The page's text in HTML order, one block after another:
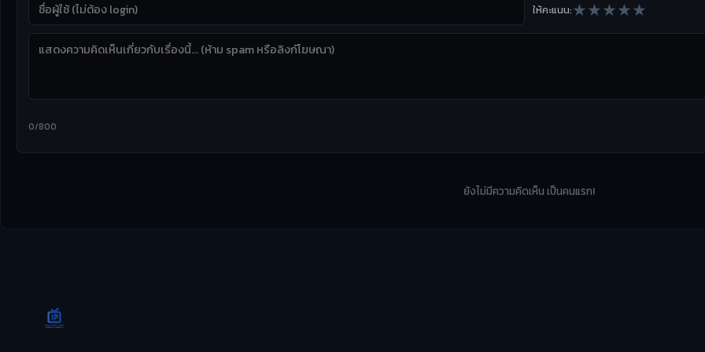
ให้คะแนน:★★★★★
0/800
ยังไม่มีความคิดเห็น เป็นคนแรก!